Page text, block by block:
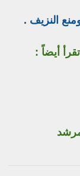
أيضاً :